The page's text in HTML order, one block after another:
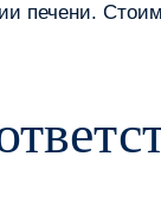
печени.